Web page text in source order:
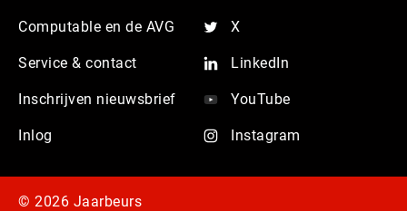
Computable en de AVG
Service & contact
Inschrijven nieuwsbrief
Inlog
X
LinkedIn
YouTube
Instagram
© 2026 Jaarbeurs